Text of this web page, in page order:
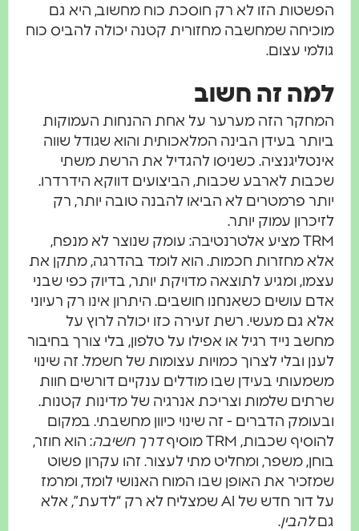
הפשטות הזו לא רק חוסכת כוח מחשוב, היא גם
מוכיחה שמחשבה מחזורית קטנה יכולה להביס כוח
גולמי עצום.
למה זה חשוב
המחקר הזה מערער על אחת ההנחות העמוקות
ביותר בעידן הבינה המלאכותית והוא שגודל שווה
אינטליגנציה. כשניסו להגדיל את הרשת משתי
שכבות לארבע שכבות, הביצועים דווקא הידרדרו.
יותר פרמטרים לא הביאו להבנה טובה יותר, רק
לזיכרון עמוק יותר.
TRM מציע אלטרנטיבה: עומק שנוצר לא מנפח,
אלא מחזרות חכמות. הוא לומד בהדרגה, מתקן את
עצמו, ומגיע לתוצאה מדויקת יותר, בדיוק כפי שבני
אדם עושים כשאנחנו חושבים. היתרון אינו רק רעיוני
אלא גם מעשי. רשת זעירה כזו יכולה לרוץ על
מחשב נייד רגיל או אפילו על טלפון, בלי צורך בחיבור
לענן ובלי לצרוך כמויות עצומות של חשמל. זה שינוי
משמעותי בעידן שבו מודלים ענקיים דורשים חוות
שרתים שלמות וצריכת אנרגיה של מדינות קטנות.
ובעומק הדברים - זה שינוי כיוון מחשבתי. במקום
להוסיף שכבות, TRM מוסיף
דרך חשיבה: הוא חוזר,
בוחן, משפר, ומחליט מתי לעצור. זהו עקרון פשוט
שמזכיר את האופן שבו המוח האנושי לומד, ומרמז
על דור חדש של AI שמצליח לא רק “לדעת”, אלא
גםלהבין.